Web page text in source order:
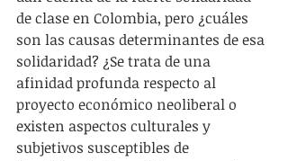
de clase en Colombia, pero ¿cuáles
son las causas determinantes de esa
solidaridad? ¿Se trata de una
afinidad profunda respecto al
proyecto económico neoliberal o
existen aspectos culturales y
subjetivos susceptibles de